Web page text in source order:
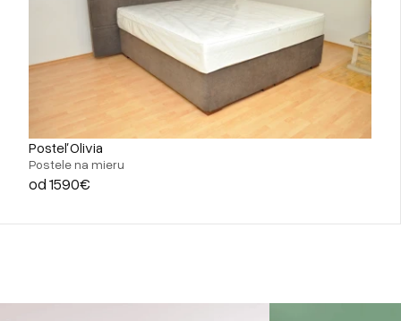
Posteľ Olivia
Postele na mieru
od 1590€